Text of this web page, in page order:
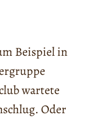
Beispiel in
wartete
Oder